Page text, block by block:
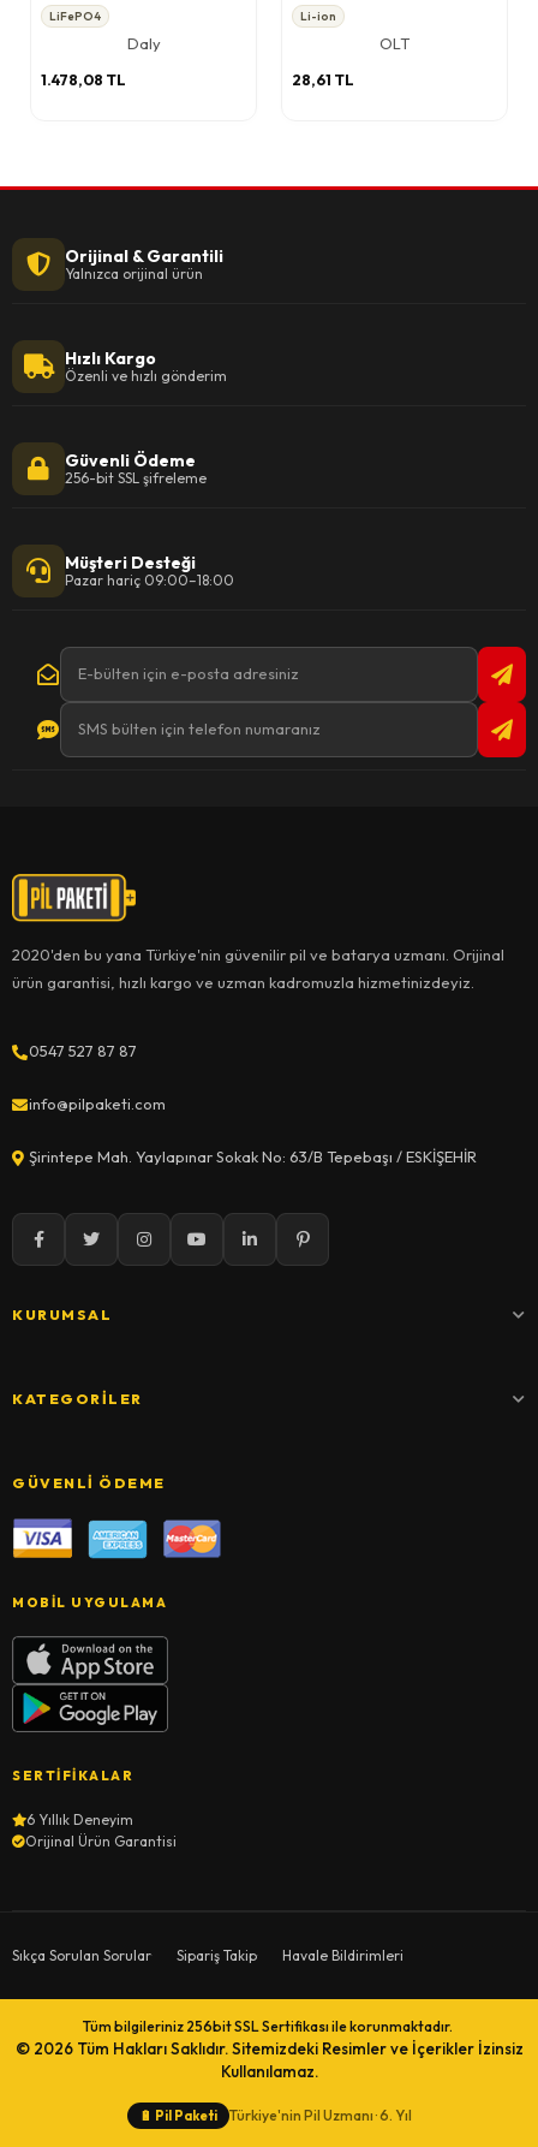
LiFePO4
Daly
1.478,08 TL
Li-ion
OLT
28,61 TL
Orijinal & Garantili
Yalnızca orijinal ürün
Hızlı Kargo
Özenli ve hızlı gönderim
Güvenli Ödeme
256-bit SSL şifreleme
Müşteri Desteği
Pazar hariç 09:00–18:00
2020'den bu yana Türkiye'nin güvenilir pil ve batarya uzmanı. Orijinal
ürün garantisi, hızlı kargo ve uzman kadromuzla hizmetinizdeyiz.
0547 527 87 87
info@pilpaketi.com
Şirintepe Mah. Yaylapınar Sokak No: 63/B Tepebaşı / ESKİŞEHİR
KURUMSAL
KATEGORILER
GÜVENLI ÖDEME
MOBIL UYGULAMA
SERTIFIKALAR
6 Yıllık Deneyim
Orijinal Ürün Garantisi
Sıkça Sorulan Sorular Sipariş Takip Havale Bildirimleri
Tüm bilgileriniz 256bit SSL Sertifikası ile korunmaktadır.
© 2026 Tüm Hakları Saklıdır. Sitemizdeki Resimler ve İçerikler İzinsiz
Kullanılamaz.
🔋 Pil Paketi Türkiye'nin Pil Uzmanı · 6. Yıl